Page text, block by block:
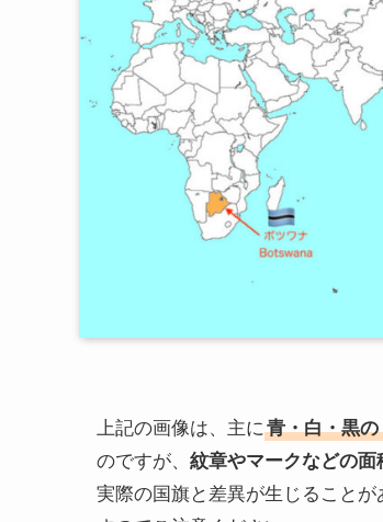
上記の画像は、主に青・白・黒
のですが、 紋章やマークなどの
実際の国旗と差異が生じること